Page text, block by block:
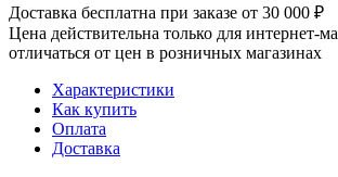
Доставка бесплатна при заказе от 30 000 ₽
Цена действительна только для интернет-
отличаться от цен в розничных магазинах
Характеристики
Как купить
Оплата
Доставка